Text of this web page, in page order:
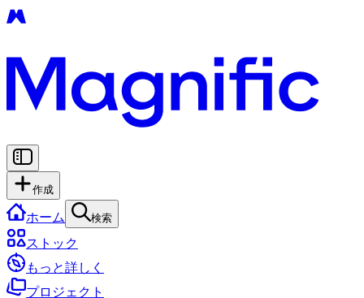
作成
ホーム 検索
ストック
もっと詳しく
プロジェクト